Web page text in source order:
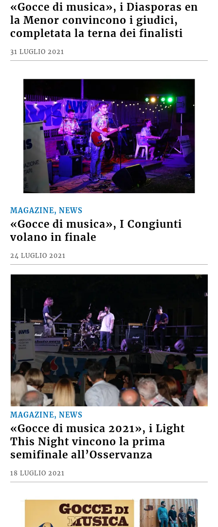
«Gocce di musica», i Diasporas en
la Menor convincono i giudici,
completata la terna dei finalisti
31 LUGLIO 2021
MAGAZINE, NEWS
«Gocce di musica», I Congiunti
volano in finale
24 LUGLIO 2021
MAGAZINE, NEWS
«Gocce di musica 2021», i Light
This Night vincono la prima
semifinale all’Osservanza
18 LUGLIO 2021